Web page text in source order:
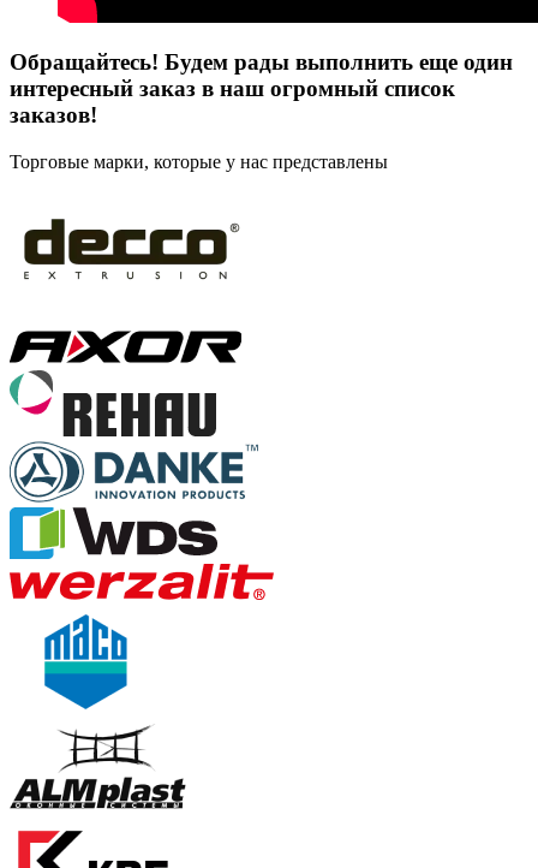
Обращайтесь! Будем рады выполнить еще один
интересный заказ в наш огромный список
заказов!
Торговые марки, которые у нас представлены